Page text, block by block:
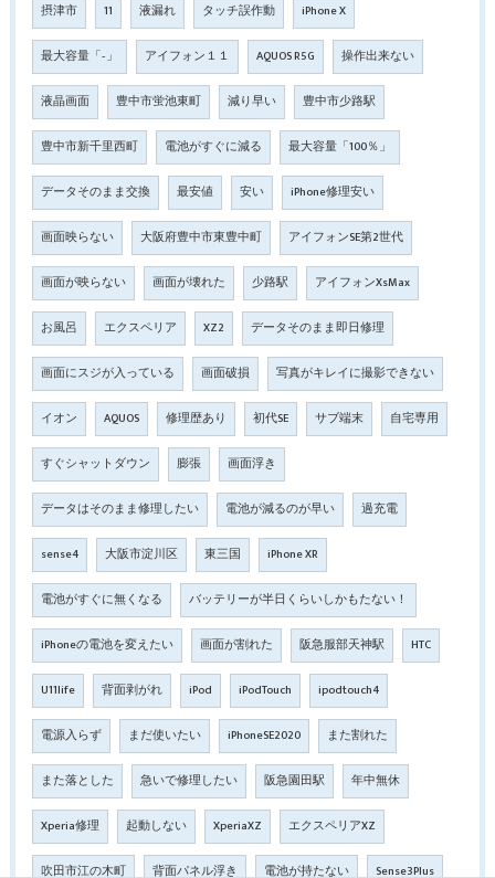
摂津市 11 液漏れ タッチ誤作動 iPhone X
最大容量「‐」 アイフォン１１ AQUOS R5G 操作出来ない
液晶画面 豊中市蛍池東町 減り早い 豊中市少路駅
豊中市新千里西町 電池がすぐに減る 最大容量「100％」
データそのまま交換 最安値 安い iPhone修理安い
画面映らない 大阪府豊中市東豊中町 アイフォンSE第2世代
画面が映らない 画面が壊れた 少路駅 アイフォンXsMax
お風呂 エクスペリア XZ2 データそのまま即日修理
画面にスジが入っている 画面破損 写真がキレイに撮影できない
イオン AQUOS 修理歴あり 初代SE サブ端末 自宅専用
すぐシャットダウン 膨張 画面浮き
データはそのまま修理したい 電池が減るのが早い 過充電
sense4 大阪市淀川区 東三国 iPhone XR
電池がすぐに無くなる バッテリーが半日くらいしかもたない！
iPhoneの電池を変えたい 画面が割れた 阪急服部天神駅 HTC
U11life 背面剥がれ iPod iPodTouch ipodtouch4
電源入らず まだ使いたい iPhoneSE2020 また割れた
また落とした 急いで修理したい 阪急園田駅 年中無休
Xperia修理 起動しない XperiaXZ エクスペリアXZ
吹田市江の木町 背面パネル浮き 電池が持たない Sense3Plus